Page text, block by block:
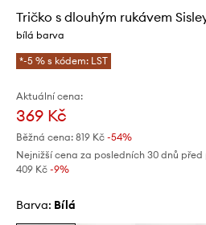
Tričko s dlouhým rukávem
bílá barva
*-5 % s kódem: LST
Aktuální cena:
369 Kč
Běžná cena: 819 Kč -54%
Nejnižší cena za posledních 30 dnů
409 Kč -9%
Barva: bílá